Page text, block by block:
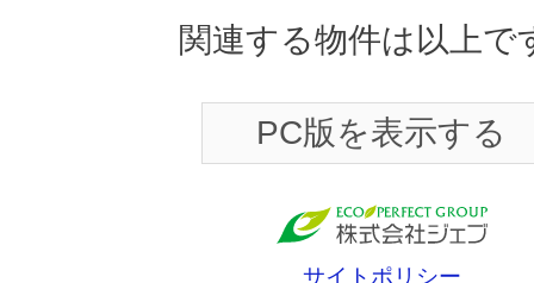
関連する物件は以上で
PC版を表示する
サイトポリシー